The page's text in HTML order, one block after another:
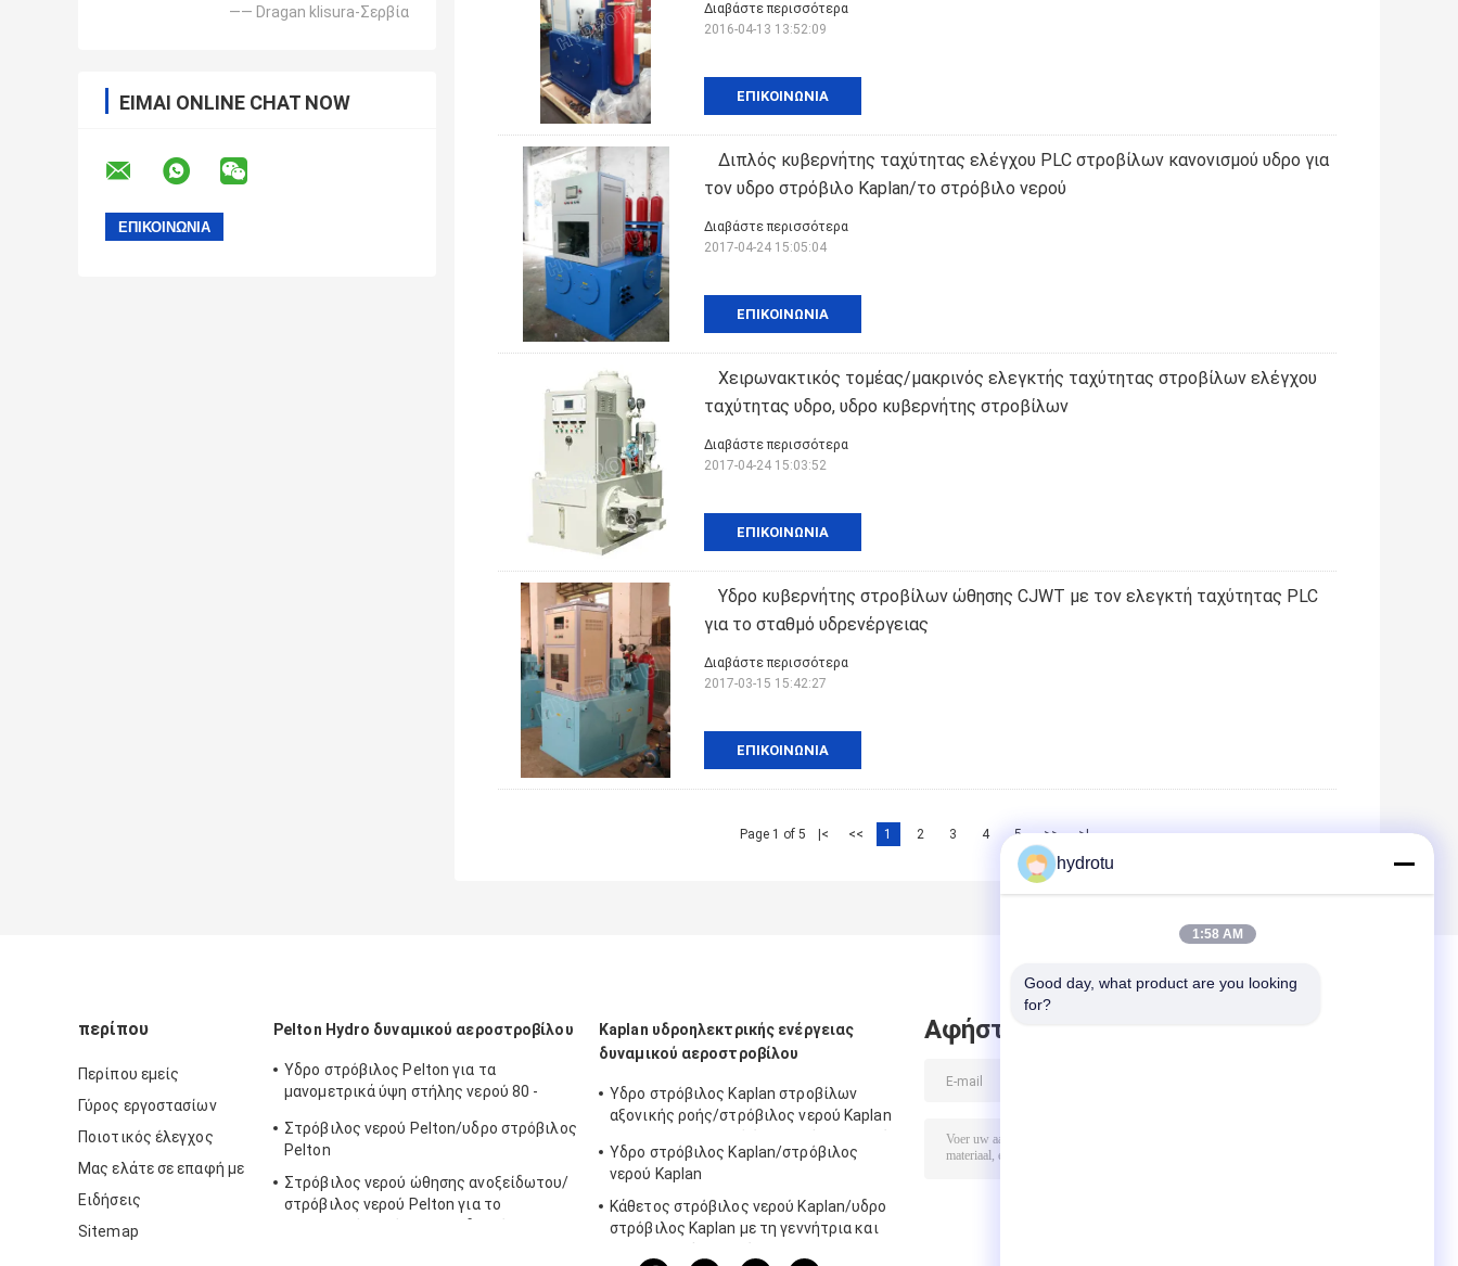
—— Dragan klisura-Σερβία
ΕΊΜΑΙ ONLINE CHAT NOW ΕΠΙΚΟΙΝΩΝΊΑ
Διαβάστε περισσότερα
2016-04-13 13:52:09
Διπλός κυβερνήτης ταχύτητας ελέγχου PLC στροβίλων κανονισμού υδρο για
τον υδρο στρόβιλο Kaplan/το στρόβιλο νερού
ΕΠΙΚΟΙΝΩΝΊΑ
Διαβάστε περισσότερα
2017-04-24 15:05:04
Χειρωνακτικός τομέας/μακρινός ελεγκτής ταχύτητας στροβίλων ελέγχου
ταχύτητας υδρο, υδρο κυβερνήτης στροβίλων
ΕΠΙΚΟΙΝΩΝΊΑ
Διαβάστε περισσότερα
2017-04-24 15:03:52
Υδρο κυβερνήτης στροβίλων ώθησης CJWT με τον ελεγκτή ταχύτητας PLC
για το σταθμό υδρενέργειας
ΕΠΙΚΟΙΝΩΝΊΑ
Διαβάστε περισσότερα
2017-03-15 15:42:27
Page 1 of 5 |< << 1 2 3 4 5 >> >|
περίπου
Περίπου εμείς
Γύρος εργοστασίων
Ποιοτικός έλεγχος
Μας ελάτε σε επαφή με
Ειδήσεις
Sitemap
Pelton Hydro δυναμικού αεροστροβίλου
Υδρο στρόβιλος Pelton για τα
μανομετρικά ύψη στήλης νερού 80 -
Στρόβιλος νερού Pelton/υδρο στρόβιλος
Pelton
Στρόβιλος νερού ώθησης ανοξείδωτου/
στρόβιλος νερού Pelton για το
Kaplan υδροηλεκτρικής ενέργειας
δυναμικού αεροστροβίλου
Υδρο στρόβιλος Kaplan στροβίλων
αξονικής ροής/στρόβιλος νερού Kaplan
πρόγραμμα υδρενέργειας 2m - 70m
Υδρο στρόβιλος Kaplan/στρόβιλος
νερού Kaplan
Κάθετος στρόβιλος νερού Kaplan/υδρο
στρόβιλος Kaplan με τη γεννήτρια και
Αφήστε μήνυμα
hydrotu
1:58 AM
Good day, what product are you looking
for?